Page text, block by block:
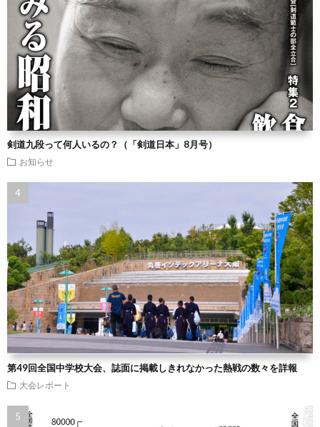
剣道九段って何人いるの？（「剣道日本」8月号）
お知らせ
第49回全国中学校大会、誌面に掲載しきれなかった熱戦の数々を詳報
大会レポート